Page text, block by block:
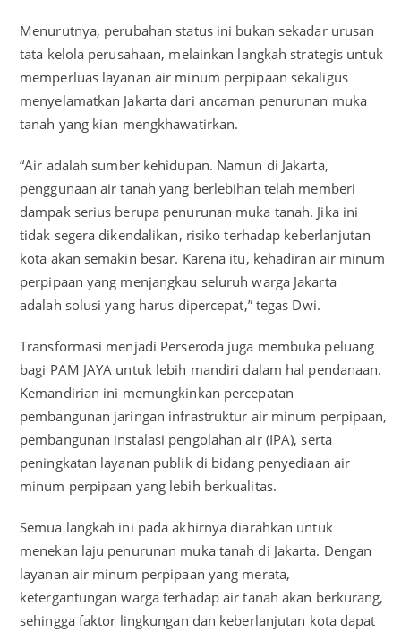
Menurutnya, perubahan status ini bukan sekadar urusan
tata kelola perusahaan, melainkan langkah strategis untuk
memperluas layanan air minum perpipaan sekaligus
menyelamatkan Jakarta dari ancaman penurunan muka
tanah yang kian mengkhawatirkan.
“Air adalah sumber kehidupan. Namun di Jakarta,
penggunaan air tanah yang berlebihan telah memberi
dampak serius berupa penurunan muka tanah. Jika ini
tidak segera dikendalikan, risiko terhadap keberlanjutan
kota akan semakin besar. Karena itu, kehadiran air minum
perpipaan yang menjangkau seluruh warga Jakarta
adalah solusi yang harus dipercepat,” tegas Dwi.
Transformasi menjadi Perseroda juga membuka peluang
bagi PAM JAYA untuk lebih mandiri dalam hal pendanaan.
Kemandirian ini memungkinkan percepatan
pembangunan jaringan infrastruktur air minum perpipaan,
pembangunan instalasi pengolahan air (IPA), serta
peningkatan layanan publik di bidang penyediaan air
minum perpipaan yang lebih berkualitas.
Semua langkah ini pada akhirnya diarahkan untuk
menekan laju penurunan muka tanah di Jakarta. Dengan
layanan air minum perpipaan yang merata,
ketergantungan warga terhadap air tanah akan berkurang,
sehingga faktor lingkungan dan keberlanjutan kota dapat